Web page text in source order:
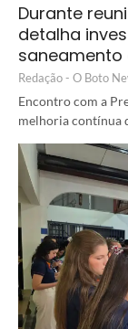
Durante
detalha
Redação - O Boto
Encontro com a
melhoria contínua